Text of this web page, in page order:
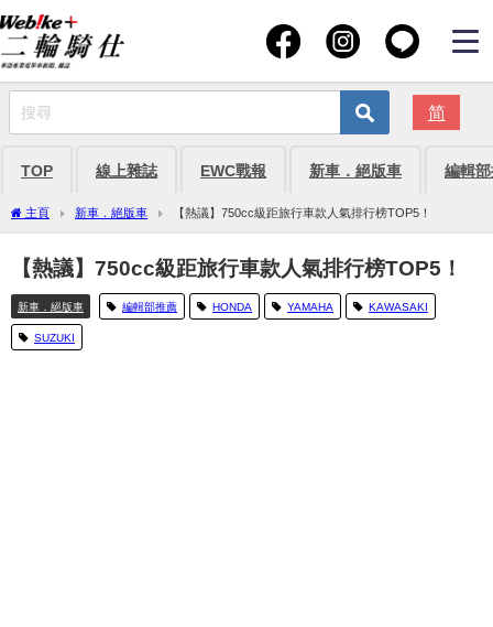
简
TOP 線上雜誌 EWC戰報 新車．絕版車 編輯
主頁 新車．絕版車 【熱議】750cc級距旅行車款人氣排行榜TOP5！
【熱議】750cc級距旅行車款人氣排行榜TOP5！
新車．絕版車 編輯部推薦 HONDA YAMAHA KAWASAKI
SUZUKI